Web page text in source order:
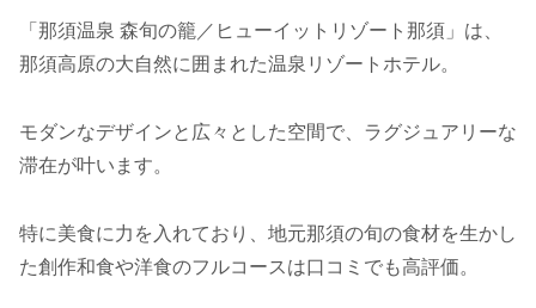
「那須温泉 森旬の籠／ヒューイットリゾート那須」は、
那須高原の大自然に囲まれた温泉リゾートホテル。
モダンなデザインと広々とした空間で、ラグジュアリーな
滞在が叶います。
特に美食に力を入れており、地元那須の旬の食材を生かし
た創作和食や洋食のフルコースは口コミでも高評価。